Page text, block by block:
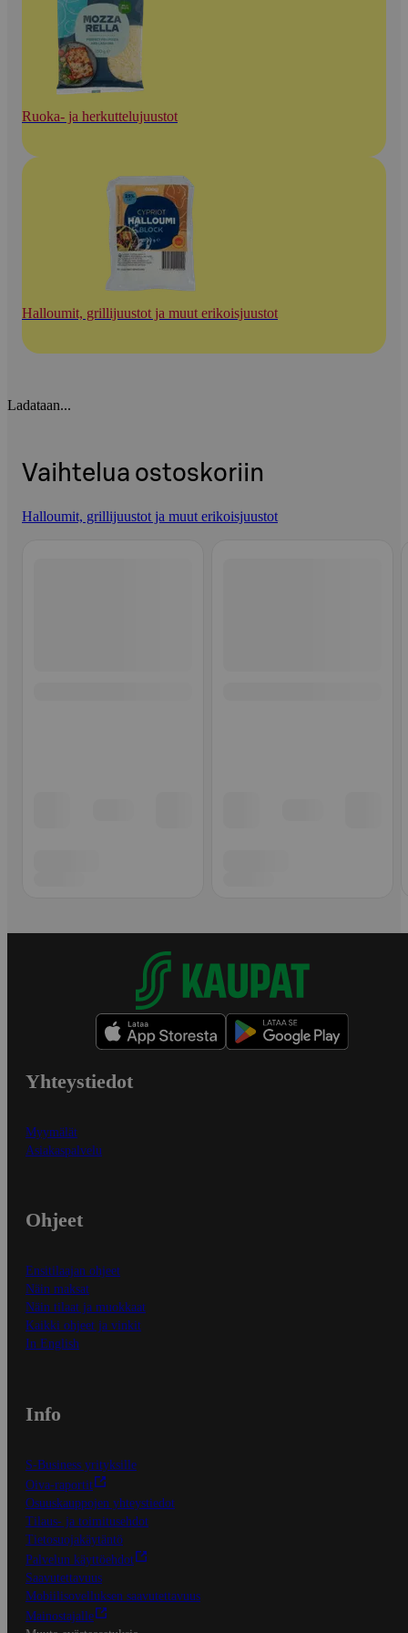
Ruoka- ja herkuttelujuustot
Halloumit, grillijuustot ja muut erikoisjuustot
Ladataan...
Vaihtelua ostoskoriin
Halloumit, grillijuustot ja muut erikoisjuustot
Yhteystiedot
Myymälät
Asiakaspalvelu
Ohjeet
Ensitilaajan ohjeet
Näin maksat
Näin tilaat ja muokkaat
Kaikki ohjeet ja vinkit
In English
Info
S-Business yrityksille
Oiva-raportit
Osuuskauppojen yhteystiedot
Tilaus- ja toimitusehdot
Tietosuojakäytäntö
Palvelun käyttöehdot
Saavutettavuus
Mobiilisovelluksen saavutettavuus
Mainostajalle